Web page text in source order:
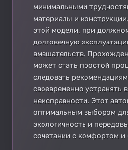
минимальными
материалы и
этой модели, при
долговечную
вмешательств.
может стать простой
следовать
своевременно устранять
неисправности. Этот
оптимальным выбором
экологичность и
сочетании с комфортом и